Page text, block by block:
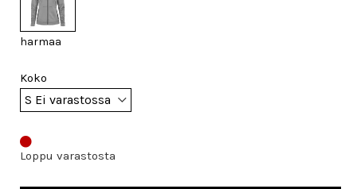
harmaa
Koko
Loppu varastosta